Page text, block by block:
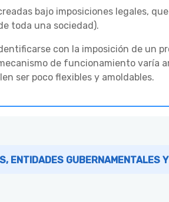
bajo imposiciones legales,
toda una sociedad).
con la imposición de un
de funcionamiento varía
ser poco flexibles y amoldables.
ENTIDADES GUBERNAMENTALES